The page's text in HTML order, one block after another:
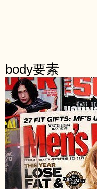
body要素